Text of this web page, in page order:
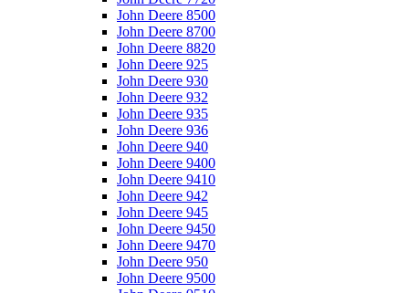
John Deere 8500
John Deere 8700
John Deere 8820
John Deere 925
John Deere 930
John Deere 932
John Deere 935
John Deere 936
John Deere 940
John Deere 9400
John Deere 9410
John Deere 942
John Deere 945
John Deere 9450
John Deere 9470
John Deere 950
John Deere 9500